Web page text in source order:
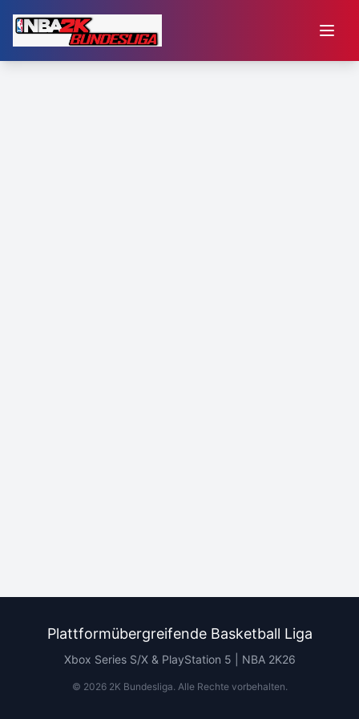
Plattformübergreifende Basketball Liga
Xbox Series S/X & PlayStation 5 | NBA 2K26
© 20262K Bundesliga. Alle Rechte vorbehalten.